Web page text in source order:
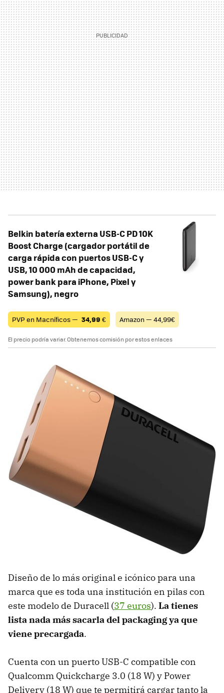
Belkin batería externa USB-C PD 10K
Boost Charge (cargador portátil de
carga rápida con puertos USB-C y
USB, 10 000 mAh de capacidad,
power bank para iPhone, Pixel y
Samsung), negro
PVP en Macníficos — 34,99 € Amazon — 44,99€
El precio podría variar. Obtenemos comisión por estos enlaces
Diseño de lo más original e icónico para una
marca que es toda una institución en pilas con
este modelo de Duracell (37 euros). La tienes
lista nada más sacarla del packaging ya que
viene precargada.
Cuenta con un puerto USB-C compatible con
Qualcomm Quickcharge 3.0 (18 W) y Power
Delivery (18 W) que te permitirá cargar tanto la